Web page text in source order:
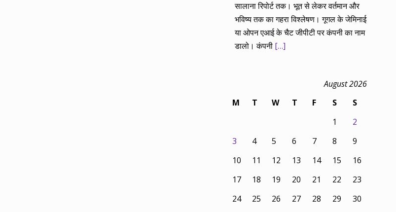
सालाना रिपोर्ट तक। भूत से लेकर वर्तमान और
भविष्य तक का गहरा विश्लेषण। गूगल के जेमिनाई
या ओपन एआई के चैट जीपीटी पर कंपनी का नाम
डालो। कंपनी […]
August 2026
M
T W T F S
S
1
2
3
4 5 6 7 8
9
10
11 12 13 14 15
16
17
18 19 20 21 22
23
24
25 26 27 28 29
30